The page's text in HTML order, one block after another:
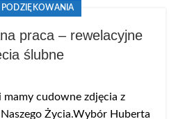
PODZIĘKOWANIA
praca – rewelacyjne
ślubne
cudowne zdjęcia z
Życia.Wybór Huberta